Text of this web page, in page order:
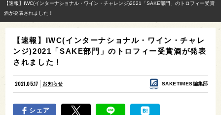
【速報】IWC(インターナショナル・ワイン・チャレンジ)2021「SAKE部門」のトロフィー受賞
酒が発表されました！
【速報】IWC(インターナショナル・ワイン・チャレ
ンジ)2021「SAKE部門」のトロフィー受賞酒が発表
されました！
2021.05.17 お知らせ SAKETIMES編集部
シェア